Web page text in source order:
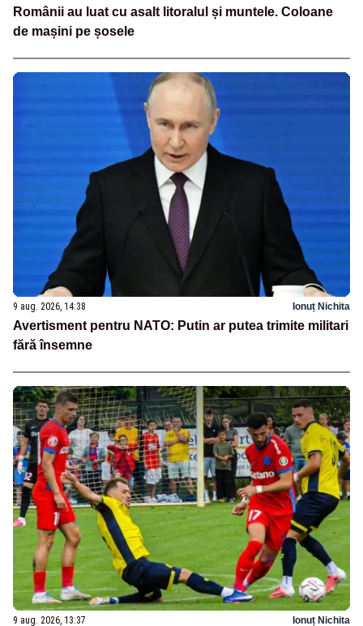
Românii au luat cu asalt litoralul și muntele. Coloane
de mașini pe șosele
9 aug. 2026, 14:38 Ionuț Nichita
Avertisment pentru NATO: Putin ar putea trimite militari
fără însemne
9 aug. 2026, 13:37 Ionuț Nichita